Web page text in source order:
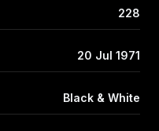
228
20 Jul 1971
Black & White